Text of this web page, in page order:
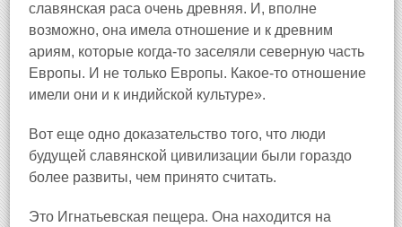
славянская раса очень древняя. И, вполне
возможно, она имела отношение и к древним
ариям, которые когда-то заселяли северную часть
Европы. И не только Европы. Какое-то отношение
имели они и к индийской культуре».
Вот еще одно доказательство того, что люди
будущей славянской цивилизации были гораздо
более развиты, чем принято считать.
Это Игнатьевская пещера. Она находится на